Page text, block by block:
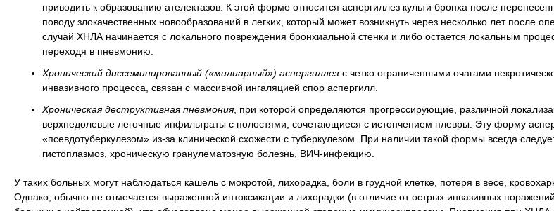
приводить к образованию ателектазов. К этой форме относится аспергиллез культи бронха после
поводу злокачественных новообразований в легких, который может возникнуть через несколько лет после
случай ХНЛА начинается с локального повреждения бронхиальной стенки и либо остается локальным
переходя в пневмонию.
Хронический диссеминированный («милиарный») аспергиллез с четко ограниченными очагами
инвазивного процесса, связан с массивной ингаляцией спор аспергилл.
Хроническая деструктивная пневмония, при которой определяются прогрессирующие, различной
верхнедолевые легочные инфильтраты с полостями, сочетающиеся с истончением плевры. Эту форму
«псевдотуберкулезом» из-за клинической схожести с туберкулезом. При наличии такой формы всегда
гистоплазмоз, хроническую гранулематозную болезнь, ВИЧ-инфекцию.
У таких больных могут наблюдаться кашель с мокротой, лихорадка, боли в грудной клетке, потеря в весе,
Однако, обычно не отмечается выраженной интоксикации и лихорадки (в отличие от острых инвазивных